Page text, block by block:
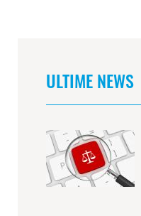
ULTIME NEWS